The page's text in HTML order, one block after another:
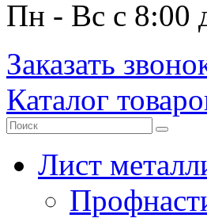
Пн - Вс с 8:00
Заказать
Каталог
Лист